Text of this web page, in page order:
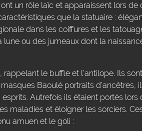
un rôle laïc et apparaissent lors de
que la statuaire :
dans les coiffures et les
ou des jumeaux dont la
le buffle et l’antilope. Ils
Baoulé portraits d’ancêtres,
Autrefois ils étaient portés lors
maladies et éloigner les sorciers.
amuen et le goli :